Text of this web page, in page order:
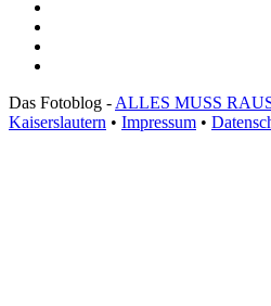
Das Fotoblog - ALLES MUSS
Kaiserslautern • Impressum •